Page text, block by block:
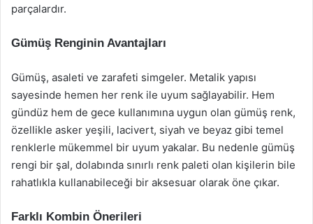
parçalardır.
Gümüş Renginin Avantajları
Gümüş, asaleti ve zarafeti simgeler. Metalik yapısı
sayesinde hemen her renk ile uyum sağlayabilir. Hem
gündüz hem de gece kullanımına uygun olan gümüş renk,
özellikle asker yeşili, lacivert, siyah ve beyaz gibi temel
renklerle mükemmel bir uyum yakalar. Bu nedenle gümüş
rengi bir şal, dolabında sınırlı renk paleti olan kişilerin bile
rahatlıkla kullanabileceği bir aksesuar olarak öne çıkar.
Farklı Kombin Önerileri